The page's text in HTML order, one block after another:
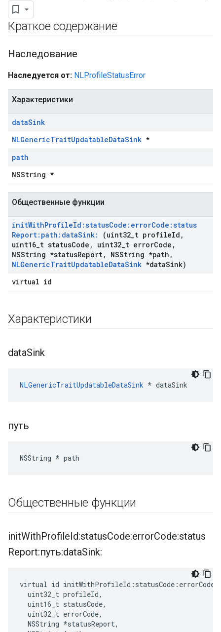
Краткое содержание
Наследование
Наследуется от: NLProfileStatusError
Характеристики
dataSink
NLGenericTraitUpdatableDataSink *
path
NSString *
Общественные функции
initWithProfileId:statusCode:errorCode:status
Report:path:dataSink: (uint32 t profileId ,
uint16 t statusCode , uint32 t errorCode ,
NSString *statusReport, NSString *path ,
NLGenericTraitUpdatableDataSink *dataSink)
virtual id
Характеристики
dataSink
NLGenericTraitUpdatableDataSink * dataSink
путь
NSString * path
Общественные функции
initWithProfileId:statusCode:errorCode:status
Report:путь:dataSink:
virtual id
  uint32_t profileId,
  uint16_t statusCode,
  uint32_t errorCode,
  NSString *statusReport,